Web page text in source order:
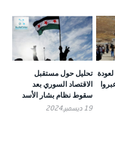
ألفاً عبروا
تحليل حول مستقبل
الاقتصاد السوري بعد
سقوط نظام بشار الأسد
19 ديسمبر,2024